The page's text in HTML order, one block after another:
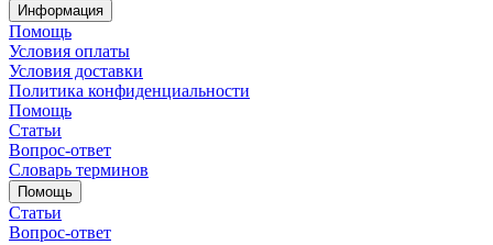
Информация
Помощь
Условия оплаты
Условия доставки
Политика конфиденциальности
Помощь
Статьи
Вопрос-ответ
Словарь терминов
Помощь
Статьи
Вопрос-ответ